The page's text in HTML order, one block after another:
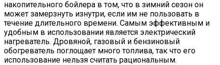
накопительного бойлера в том, что в зимний сезон он
может замерзнуть изнутри, если им не пользовать в
течение длительного времени. Самым эффективным и
удобным в использовании является электрический
нагреватель. Дровяной, газовый и бензиновый
обогреватель поглощает много топлива, так что его
использование нельзя считать рациональным.